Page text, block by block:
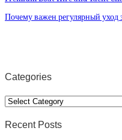
Почему важен регулярный уход
Categories
Categories
Recent Posts